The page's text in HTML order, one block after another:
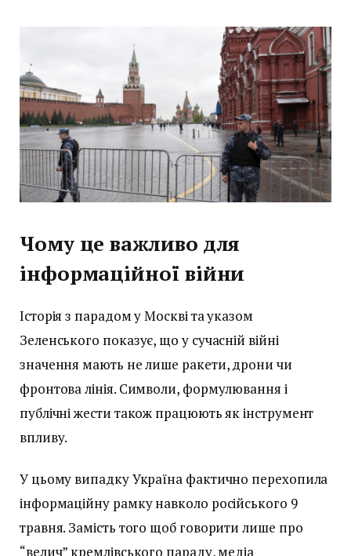
Чому це важливо для
інформаційної війни
Історія з парадом у Москві та указом
Зеленського показує, що у сучасній війні
значення мають не лише ракети, дрони чи
фронтова лінія. Символи, формулювання і
публічні жести також працюють як інструмент
впливу.
У цьому випадку Україна фактично перехопила
інформаційну рамку навколо російського 9
травня. Замість того щоб говорити лише про
“велич” кремлівського параду, медіа